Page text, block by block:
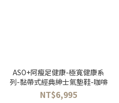
ASO+阿瘦足健康-極寬健康系
列-黏帶式經典紳士氣墊鞋-咖啡
NT$6,995